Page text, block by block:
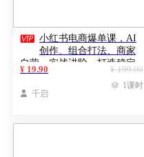
 小红书电商爆单课，AI
创作、组合打法、商家
自营，实战进阶，打造稳定
增长引擎
¥ 199.00
¥ 19.90
 千启
 1课时